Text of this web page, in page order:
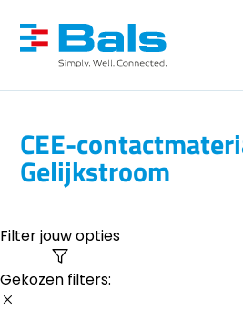
CEE-
Gelijkstroom
Filter jouw opties
Gekozen filters: